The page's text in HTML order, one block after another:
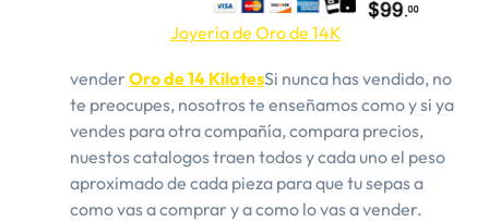
Joyería de Oro de 14K
vender Oro de 14 KilatesSi nunca has vendido, no
te preocupes, nosotros te enseñamos como y si ya
vendes para otra compañía, compara precios,
nuestos catalogos traen todos y cada uno el peso
aproximado de cada pieza para que tu sepas a
como vas a comprar y a como lo vas a vender.